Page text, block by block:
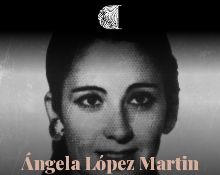
Ángela López Martin